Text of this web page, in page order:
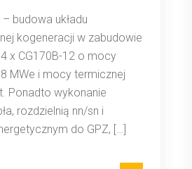
budowa układu
kogeneracji w zabudowie
x CG170B-12 o mocy
MWe i mocy termicznej
Ponadto wykonanie
rozdzielnią nn/sn i
do GPZ, […]